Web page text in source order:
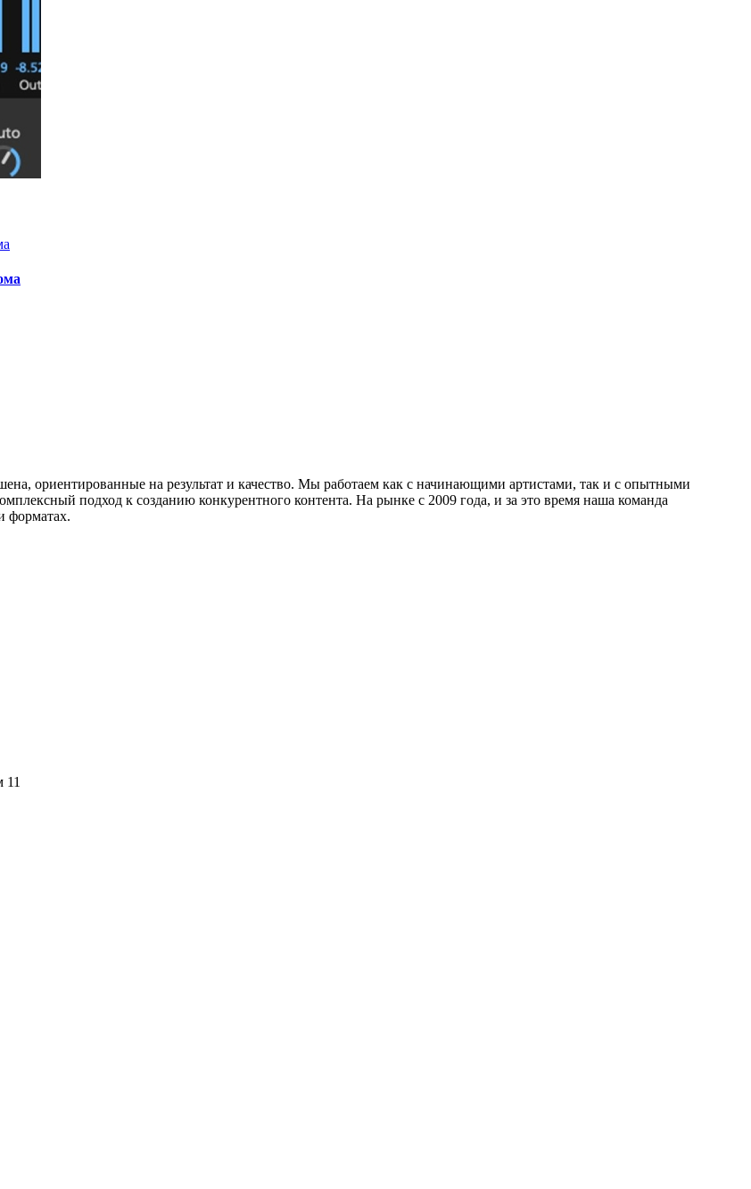
ориентированные на результат и качество. Мы работаем как с начинающими артистами, так и с опытными
подход к созданию конкурентного контента. На рынке с 2009 года, и за это время наша команда
форматах.
11